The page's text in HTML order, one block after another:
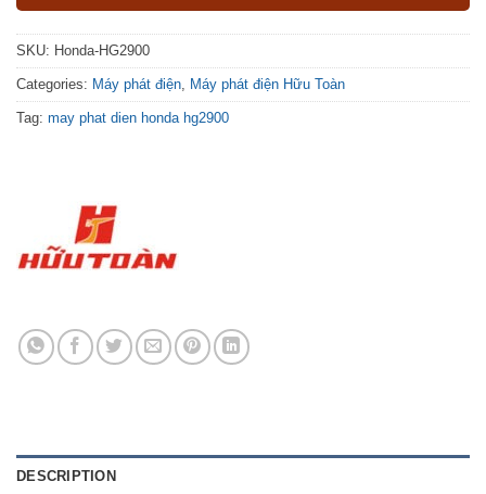
SKU: Honda-HG2900
Categories: Máy phát điện, Máy phát điện Hữu Toàn
Tag: may phat dien honda hg2900
DESCRIPTION